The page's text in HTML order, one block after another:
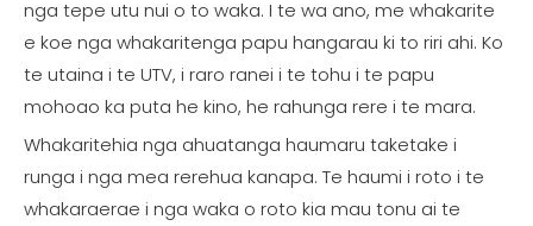
nga tepe utu nui o to waka. I te wa ano, me whakarite
e koe nga whakaritenga papu hangarau ki to riri ahi. Ko
te utaina i te UTV, i raro ranei i te tohu i te papu
mohoao ka puta he kino, he rahunga rere i te mara.
Whakaritehia nga ahuatanga haumaru taketake i
runga i nga mea rerehua kanapa. Te haumi i roto i te
whakaraerae i nga waka o roto kia mau tonu ai te